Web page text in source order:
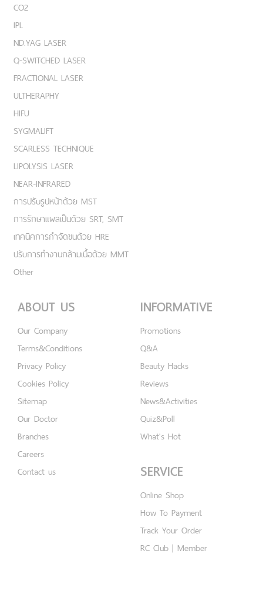
CO2
IPL
ND:YAG LASER
Q-SWITCHED LASER
FRACTIONAL LASER
ULTHERAPHY
HIFU
SYGMALIFT
SCARLESS TECHNIQUE
LIPOLYSIS LASER
NEAR-INFRARED
การปรับรูปหน้าด้วย MST
การรักษาแผลเป็นด้วย SRT, SMT
เทคนิคการกำจัดขนด้วย HRE
ปรับการทำงานกล้ามเนื้อด้วย MMT
Other
ABOUT US
Our Company
Terms&Conditions
Privacy Policy
Cookies Policy
Sitemap
Our Doctor
Branches
Careers
Contact us
INFORMATIVE
Promotions
Q&A
Beauty Hacks
Reviews
News&Activities
Quiz&Poll
What's Hot
SERVICE
Online Shop
How To Payment
Track Your Order
RC Club | Member